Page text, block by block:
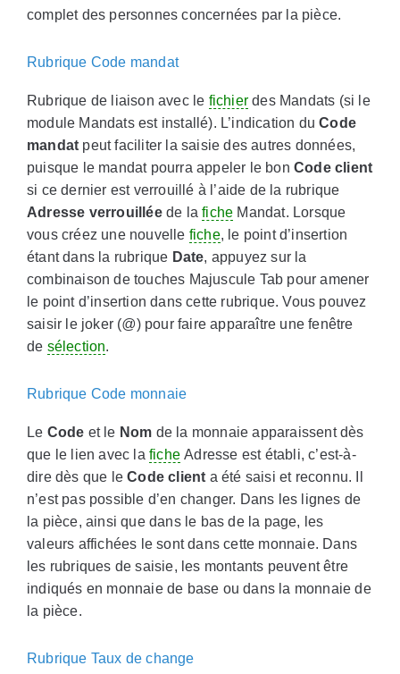
complet des personnes concernées par la pièce.
Rubrique Code mandat
Rubrique de liaison avec le fichierdes Mandats (si le
module Mandats est installé). L’indication duCode
mandat peut faciliter la saisie des autres données,
puisque le mandat pourra appeler le bon Code client
si ce dernier est verrouillé à l’aide de la rubrique
Adresse verrouilléede lafiche Mandat. Lorsque
vous créez une nouvelle fiche, le point d’insertion
étant dans la rubrique Date, appuyez sur la
combinaison de touches Majuscule Tab pour amener
le point d’insertion dans cette rubrique. Vous pouvez
saisir le joker (@) pour faire apparaître une fenêtre
de sélection.
Rubrique Code monnaie
Le Code et le Nom de la monnaie apparaissent dès
que le lien avec la ficheAdresse est établi, c’est-à-
dire dès que leCode client a été saisi et reconnu. Il
n’est pas possible d’en changer. Dans les lignes de
la pièce, ainsi que dans le bas de la page, les
valeurs affichées le sont dans cette monnaie. Dans
les rubriques de saisie, les montants peuvent être
indiqués en monnaie de base ou dans la monnaie de
la pièce.
Rubrique Taux de change